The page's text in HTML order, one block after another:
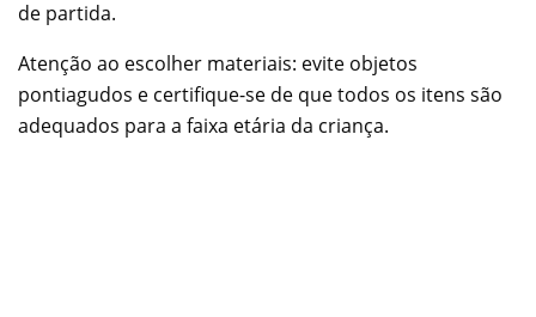
de partida.
Atenção ao escolher materiais: evite objetos
pontiagudos e certifique-se de que todos os itens são
adequados para a faixa etária da criança.